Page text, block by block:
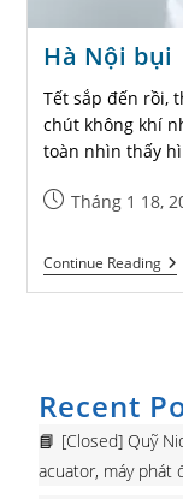
Hà Nội bụi
Tết sắp đến rồi,
chút không khí
toàn nhìn thấy
PostTháng 1 18,
Continue ReadingHà
Nội
Recent
[Closed] Quỹ
acuator, máy phát